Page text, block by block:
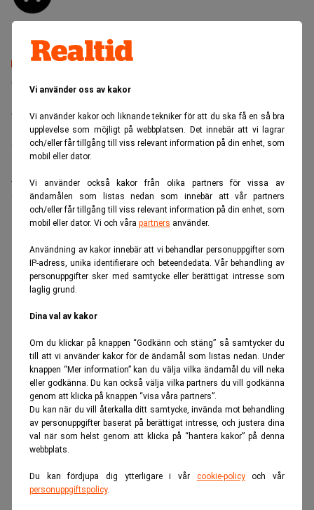
Vi använder oss av kakor
Vi använder kakor och liknande tekniker för att du ska få en så bra
upplevelse som möjligt på webbplatsen. Det innebär att vi lagrar
och/eller får tillgång till viss relevant information på din enhet, som
mobil eller dator.
Vi använder också kakor från olika partners för vissa av
ändamålen som listas nedan som innebär att vår partners
och/eller får tillgång till viss relevant information på din enhet, som
mobil eller dator. Vi och våra partners använder.
Användning av kakor innebär att vi behandlar personuppgifter som
IP-adress, unika identifierare och beteendedata. Vår behandling av
personuppgifter sker med samtycke eller berättigat intresse som
laglig grund.
Dina val av kakor
Om du klickar på knappen “Godkänn och stäng” så samtycker du
till att vi använder kakor för de ändamål som listas nedan. Under
knappen “Mer information” kan du välja vilka ändamål du vill neka
eller godkänna. Du kan också välja vilka partners du vill godkänna
genom att klicka på knappen “visa våra partners”.
Du kan när du vill återkalla ditt samtycke, invända mot behandling
av personuppgifter baserat på berättigat intresse, och justera dina
val när som helst genom att klicka på “hantera kakor” på denna
webbplats.
Du kan fördjupa dig ytterligare i vår cookie-policyoch vår
personuppgiftspolicy.
Senaste lediga jobben
Bolagsjurist till Eltel AB
Placering:Bromma, Stockholm
Sista ansökningsdag: 21/08/2026
Medarbetare inom Intern styrning och kontroll till Alecta
Sista ansökningsdag:13/06/2026